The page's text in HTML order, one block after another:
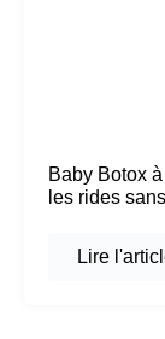
Baby Botox
les rides
Lire